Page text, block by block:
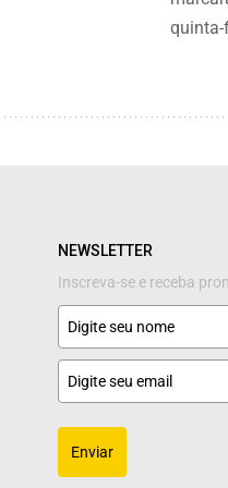
quinta-
NEWSLETTER
Inscreva-se e receba
Enviar